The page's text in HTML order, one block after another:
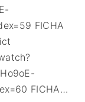
FICHA
FICHA…